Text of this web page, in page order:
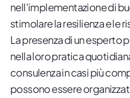
nell'implementazione di
stimolare la resilienza e le
La presenza di un esperto
nella loro pratica
consulenza in casi più
possono essere